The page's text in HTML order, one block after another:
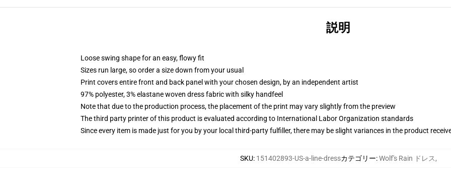
説明
Loose swing shape for an easy, flowy fit
Sizes run large, so order a size down from your usual
Print covers entire front and back panel with your chosen design, by an independent artist
97% polyester, 3% elastane woven dress fabric with silky handfeel
Note that due to the production process, the placement of the print may vary slightly from the preview
The third party printer of this product is evaluated according to International Labor Organization standards
Since every item is made just for you by your local third-party fulfiller, there may be slight variances in the product
SKU: 151402893-US-a-line-dressカテゴリー:Wolf's Rain ドレス,